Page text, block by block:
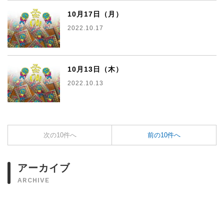
10月17日（月）
2022.10.17
10月13日（木）
2022.10.13
次の10件へ 前の10件へ
アーカイブ
ARCHIVE